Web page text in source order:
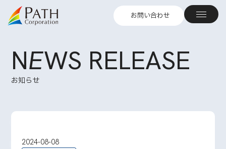
お問い合わせ
NEWS RELEASE
お知らせ
2024-08-08